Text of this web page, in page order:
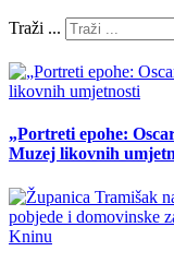
Traži ...
„Portreti epohe:
Muzej likovnih